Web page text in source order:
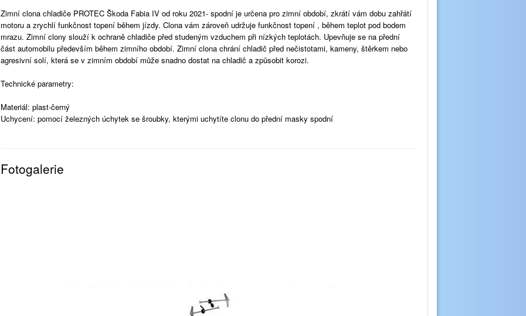
Zimní clona chladiče PROTEC Škoda Fabia IV od roku 2021- spodní je určena pro zimní období, zkrátí vám dobu zahřátí
motoru a zrychlí funkčnost topení během jízdy. Clona vám zároveň udržuje funkčnost topení , během teplot pod bodem
mrazu. Zimní clony slouží k ochraně chladiče před studeným vzduchem při nízkých teplotách. Upevňuje se na přední
část automobilu především během zimního období. Zimní clona chrání chladič před nečistotami, kameny, štěrkem nebo
agresivní solí, která se v zimním období může snadno dostat na chladič a způsobit korozi.
Technické parametry:
Materiál: plast-černý
Uchycení: pomocí železných úchytek se šroubky, kterými uchytíte clonu do přední masky spodní
Fotogalerie